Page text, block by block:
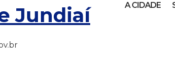
Jundiaí A CIDADE